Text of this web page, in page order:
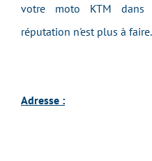
votre moto KTM dans
réputation n'est plus à faire.
Adresse :